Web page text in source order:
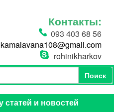
Контакты:
093 403 68 56
kamalavana108@gmail.com
rohinikharkov
Поиск
Поиск
статей и новостей